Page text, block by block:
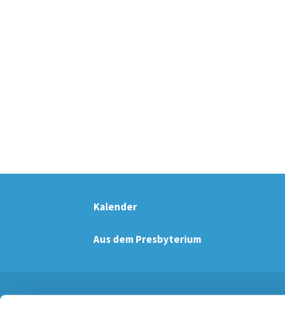
Kalender
Aus dem Presbyterium